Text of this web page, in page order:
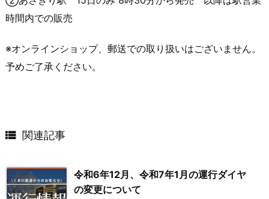
時間内での販売
※オンラインショップ、郵送での取り扱いはございません。
予めご了承ください。
 関連記事
令和6年12月、令和7年1月の運行ダイヤ
の変更について